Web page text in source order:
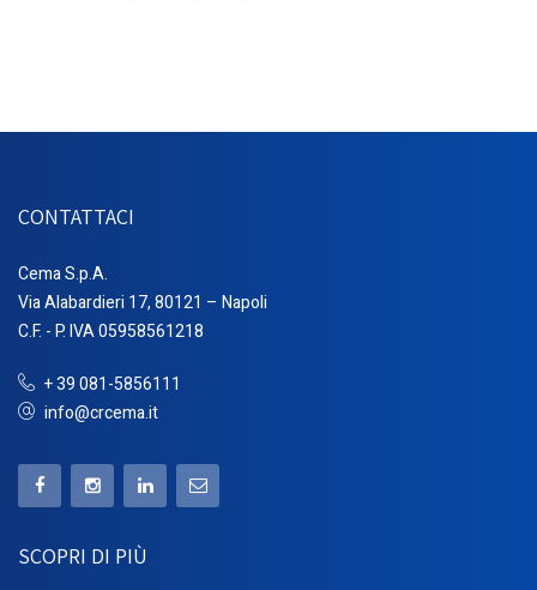
CONTATTACI
Cema S.p.A.
Via Alabardieri 17, 80121 – Napoli
C.F. - P. IVA 05958561218
+ 39 081-5856111
info@crcema.it
SCOPRI DI PIÙ